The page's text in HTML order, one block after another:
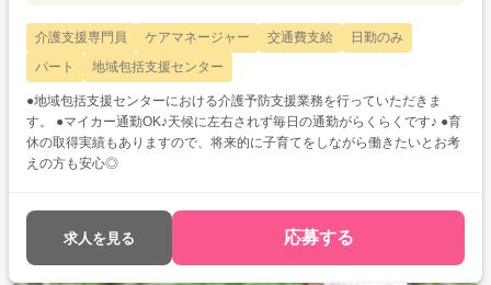
介護支援専門員 ケアマネージャー 交通費支給
日勤のみ
パート
地域包括支援センター
●地域包括支援センターにおける介護予防支援業務を行っていただきま
す。 ●マイカー通勤OK♪天候に左右されず毎日の通勤がらくらくです♪ ●育
休の取得実績もありますので、将来的に子育てをしながら働きたいとお考
えの方も安心◎
求人を見る 応募する